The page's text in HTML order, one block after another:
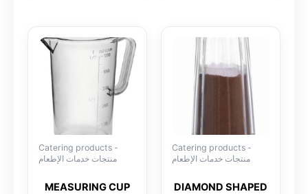
Catering products -
منتجات خدمات الإطعام
MEASURING CUP
Catering products -
منتجات خدمات الإطعام
DIAMOND SHAPED